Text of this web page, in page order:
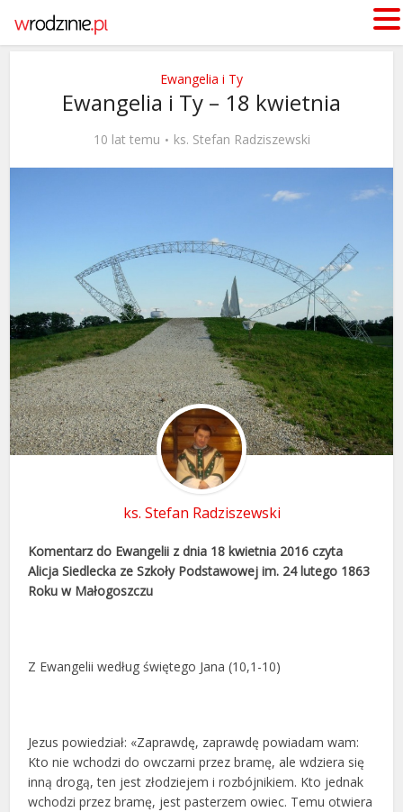
Ewangelia i Ty
Ewangelia i Ty – 18 kwietnia
10 lat temu ks. Stefan Radziszewski
ks. Stefan Radziszewski
Komentarz do Ewangelii z dnia 18 kwietnia 2016czyta
Alicja Siedlecka ze Szkoły Podstawowej im. 24 lutego 1863
Roku w Małogoszczu
Z Ewangelii według świętego Jana (10,1-10)
Jezus powiedział: «Zaprawdę, zaprawdę powiadam wam:
Kto nie wchodzi do owczarni przez bramę, ale wdziera się
inną drogą, ten jest złodziejem i rozbójnikiem. Kto jednak
wchodzi przez bramę, jest pasterzem owiec. Temu otwiera